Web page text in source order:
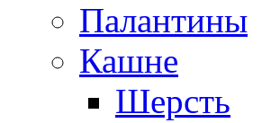
Палантины
Кашне
Шерсть